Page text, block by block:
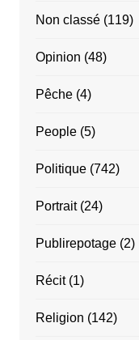
Non classé(119)
Opinion (48)
Pêche(4)
People(5)
Politique(742)
Portrait(24)
Publirepotage(2)
Récit(1)
Religion (142)